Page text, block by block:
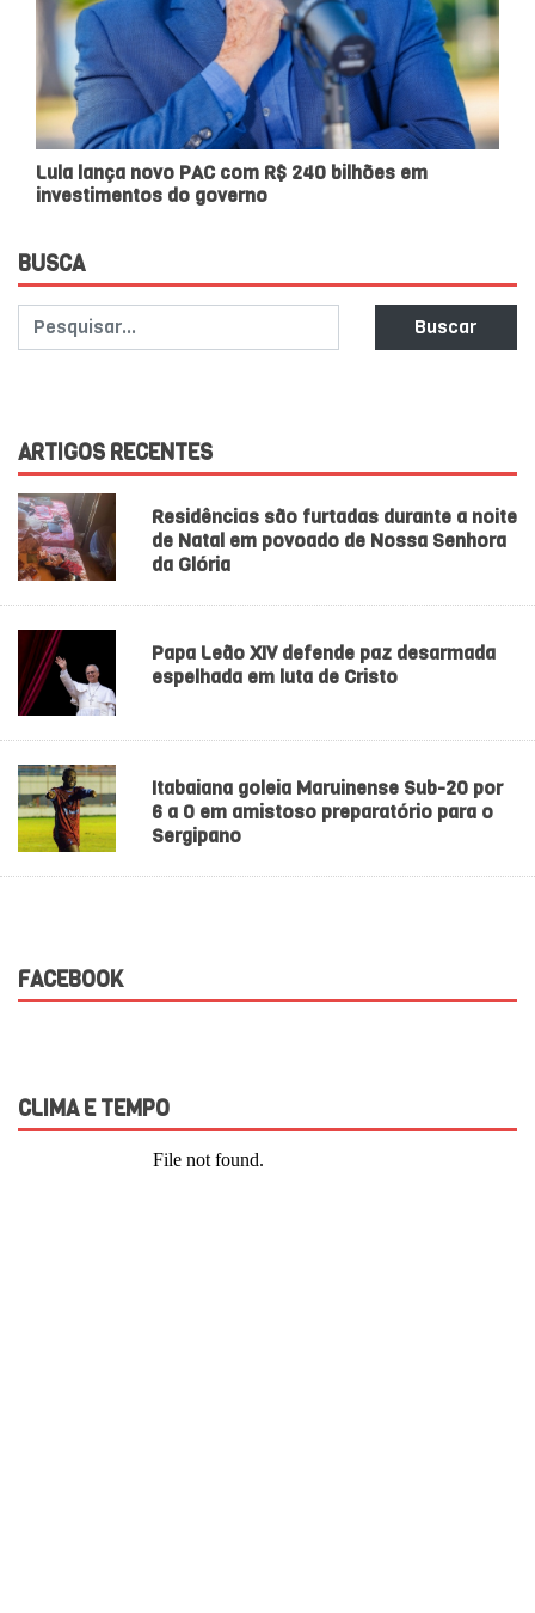
Lula lança novo PAC com R$ 240 bilhões em
investimentos do governo
BUSCA
Buscar
ARTIGOS RECENTES
Residências são furtadas durante a noite
de Natal em povoado de Nossa Senhora
da Glória
Papa Leão XIV defende paz desarmada
espelhada em luta de Cristo
Itabaiana goleia Maruinense Sub-20 por
6 a 0 em amistoso preparatório para o
Sergipano
FACEBOOK
CLIMA E TEMPO